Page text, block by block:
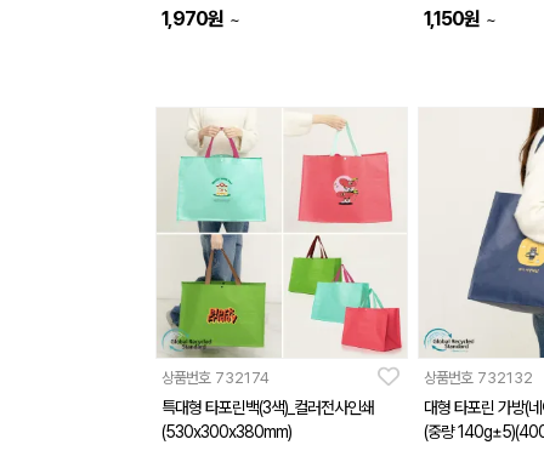
1,970원 ~ 1,150원 ~
상품번호 732174
특대형 타포린백(3색)_컬러전사인쇄
(530x300x380mm)
상품번호 732132
대형 타포린 가방(
(중량